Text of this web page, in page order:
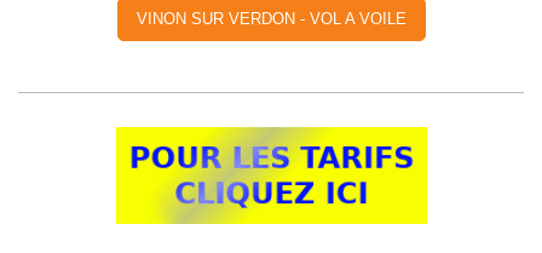
VINON SUR VERDON - VOL A VOILE